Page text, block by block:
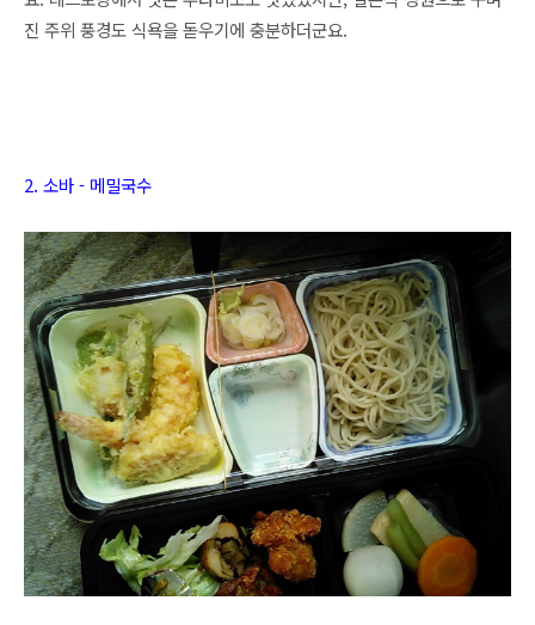
진 주위 풍경도 식욕을 돋우기에 충분하더군요.
2. 소바 - 메밀국수